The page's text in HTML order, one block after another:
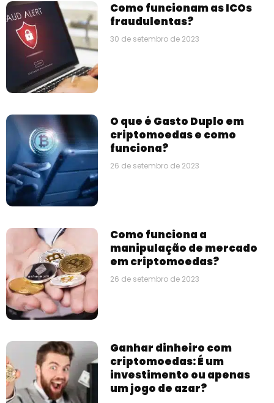
Como funcionam as ICOs
fraudulentas?
30 de setembro de 2023
O que é Gasto Duplo em
criptomoedas e como
funciona?
26 de setembro de 2023
Como funciona a
manipulação de mercado
em criptomoedas?
26 de setembro de 2023
Ganhar dinheiro com
criptomoedas: É um
investimento ou apenas
um jogo de azar?